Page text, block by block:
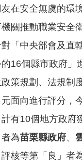
在安全無虞的環
關推動職業安全
「中央部會及直
的16個縣市政府」
策規劃、法規制
面向進行評分，
有10個地方政府
為苗栗縣政府、
評核等第「良」者